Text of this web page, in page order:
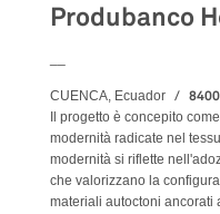
Produbanco
CUENCA, Ecuador
Il progetto è concepito
modernità radicate nel
modernità si riflette
che valorizzano la
materiali autoctoni ancorati